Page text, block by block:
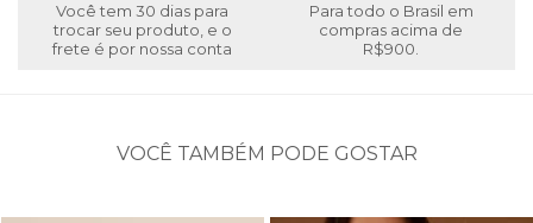
Você tem 30 dias para
trocar seu produto, e o
frete é por nossa conta
Para todo o Brasil em
compras acima de
R$900.
VOCÊ TAMBÉM PODE GOSTAR